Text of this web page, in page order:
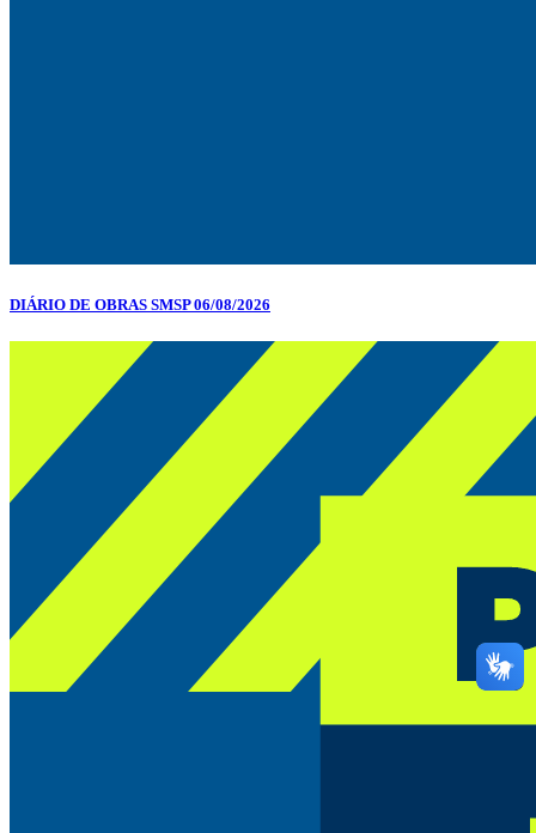
DIÁRIO DE OBRAS SMSP 06/08/2026